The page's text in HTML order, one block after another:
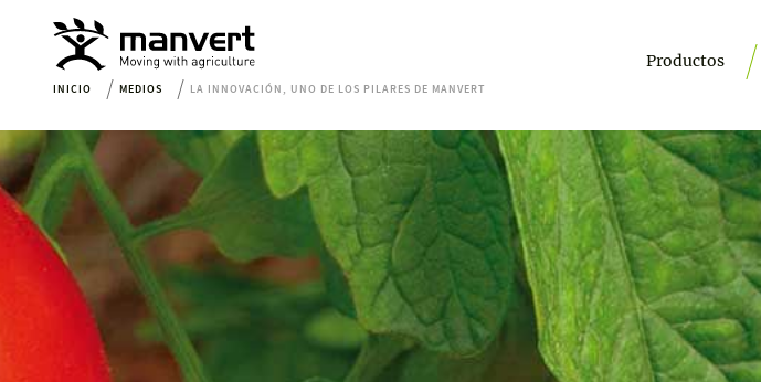
Productos
INICIO MEDIOS LA INNOVACIÓN, UNO DE LOS PILARES DE MANVERT